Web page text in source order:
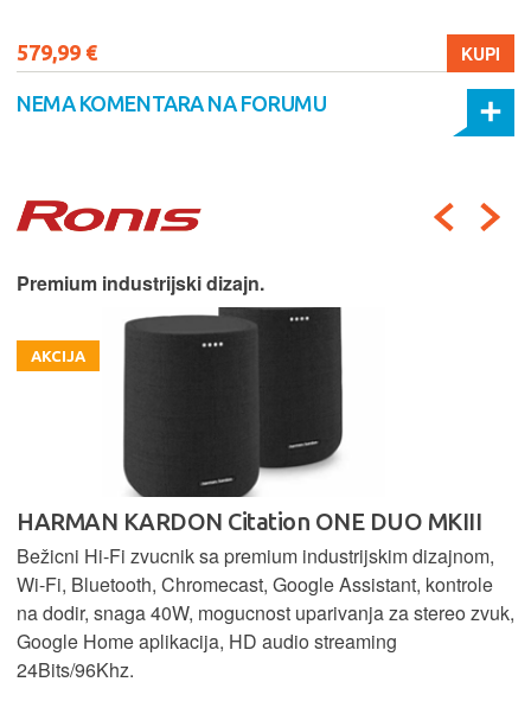
579,99 € KUPI
NEMA KOMENTARA NA FORUMU
Premium industrijski dizajn.
AKCIJA
HARMAN KARDON Citation ONE DUO MKIII
Bežicni Hi-Fi zvucnik sa premium industrijskim dizajnom,
Wi-Fi, Bluetooth, Chromecast, Google Assistant, kontrole
na dodir, snaga 40W, mogucnost uparivanja za stereo zvuk,
Google Home aplikacija, HD audio streaming
24Bits/96Khz.